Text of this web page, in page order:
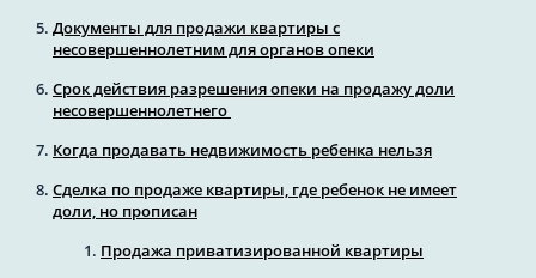
Документы для продажи квартиры с
несовершеннолетним для органов опеки
Срок действия разрешения опеки на продажу доли
несовершеннолетнего
Когда продавать недвижимость ребенка нельзя
Сделка по продаже квартиры, где ребенок не имеет
доли, но прописан
Продажа приватизированной квартиры